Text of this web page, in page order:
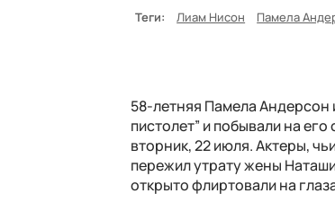
Теги:
Лиам Нисон Памела
58-летняя Памела Андерсон
пистолет” и побывали на
вторник, 22 июля. Актеры,
пережил утрату жены
открыто флиртовали на